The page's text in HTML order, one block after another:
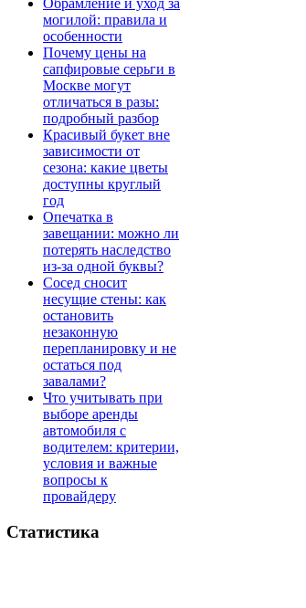
Обрамление и уход за
могилой: правила и
особенности
Почему цены на
сапфировые серьги в
Москве могут
отличаться в разы:
подробный разбор
Красивый букет вне
зависимости от
сезона: какие цветы
доступны круглый
год
Опечатка в
завещании: можно ли
потерять наследство
из-за одной буквы?
Сосед сносит
несущие стены: как
остановить
незаконную
перепланировку и не
остаться под
завалами?
Что учитывать при
выборе аренды
автомобиля с
водителем: критерии,
условия и важные
вопросы к
провайдеру
Статистика